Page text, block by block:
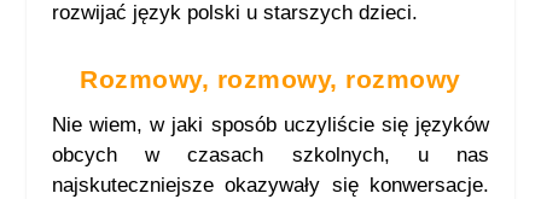
rozwijać język polski u starszych dzieci.
Rozmowy, rozmowy, rozmowy
Nie wiem, w jaki sposób uczyliście się języków
obcych w czasach szkolnych, u nas
najskuteczniejsze okazywały się konwersacje.